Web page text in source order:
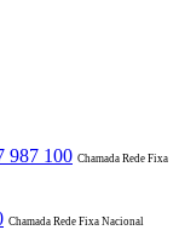
987 100 Chamada Rede Fixa
Chamada Rede Fixa Nacional